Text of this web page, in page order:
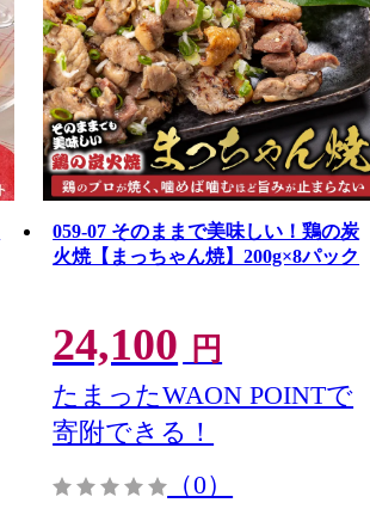
059-07 そのままで美味しい！鶏の炭
火焼【まっちゃん焼】200g×8パック
24,100 円
たまったWAON POINTで
寄附できる！
（0）